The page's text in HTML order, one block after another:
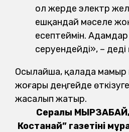
ол жерде электр
ешқандай мәселе
есептеймін.
серуендейді», – деді
Осылайша, қалада мамыр
жоғары деңгейде
жасалып жатыр.
Сералы
Костанай” газетінің